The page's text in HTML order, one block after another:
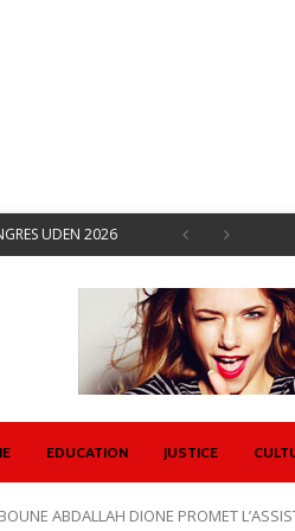
UDEN 2026
SYNDICALES AVRIL
CONTRE ETAT
SE DOTE D’UN
EDUCATION JUSTICE
ABDALLAH DIONE PROMET